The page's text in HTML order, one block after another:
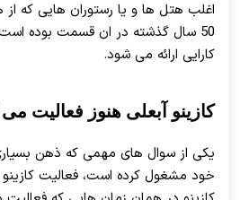
50 سال گذشته در ان قسمت بوده
کارایی ارائه می شود.
کازینو آبعلی هنوز فعالیت
یکی از سوال های مهمی که ذهن بسیاری
خود مشغول کرده است، فعالیت